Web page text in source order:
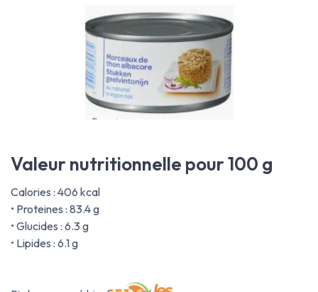
Valeur nutritionnelle pour 100 g
Calories : 406 kcal
• Proteines : 83.4 g
• Glucides : 6.3 g
• Lipides : 6.1 g